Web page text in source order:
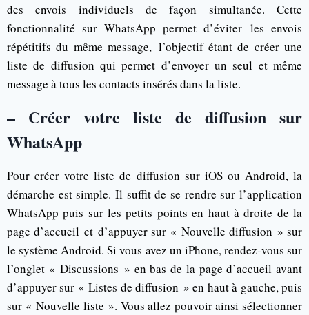
des envois individuels de façon simultanée. Cette
fonctionnalité sur WhatsApp permet d’éviter les envois
répétitifs du même message, l’objectif étant de créer une
liste de diffusion qui permet d’envoyer un seul et même
message à tous les contacts insérés dans la liste.
– Créer votre liste de diffusion sur
WhatsApp
Pour créer votre liste de diffusion sur iOS ou Android, la
démarche est simple. Il suffit de se rendre sur l’application
WhatsApp puis sur les petits points en haut à droite de la
page d’accueil et d’appuyer sur « Nouvelle diffusion » sur
le système Android. Si vous avez un iPhone, rendez-vous sur
l’onglet « Discussions » en bas de la page d’accueil avant
d’appuyer sur « Listes de diffusion » en haut à gauche, puis
sur « Nouvelle liste ». Vous allez pouvoir ainsi sélectionner